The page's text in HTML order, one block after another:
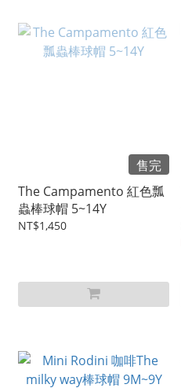
售完
The Campamento 紅色瓢
蟲棒球帽 5~14Y
NT$1,450